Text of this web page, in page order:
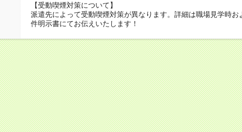
【受動喫煙対策について】
派遣先によって受動喫煙対策が異なります。詳細は職場見学時お
件明示書にてお伝えいたします！